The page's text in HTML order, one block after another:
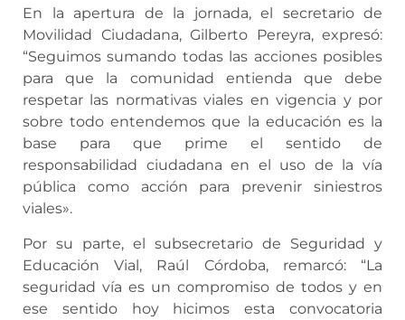
En la apertura de la jornada, el secretario de
Movilidad Ciudadana, Gilberto Pereyra, expresó:
“Seguimos sumando todas las acciones posibles
para que la comunidad entienda que debe
respetar las normativas viales en vigencia y por
sobre todo entendemos que la educación es la
base para que prime el sentido de
responsabilidad ciudadana en el uso de la vía
pública como acción para prevenir siniestros
viales».
Por su parte, el subsecretario de Seguridad y
Educación Vial, Raúl Córdoba, remarcó: “La
seguridad vía es un compromiso de todos y en
ese sentido hoy hicimos esta convocatoria